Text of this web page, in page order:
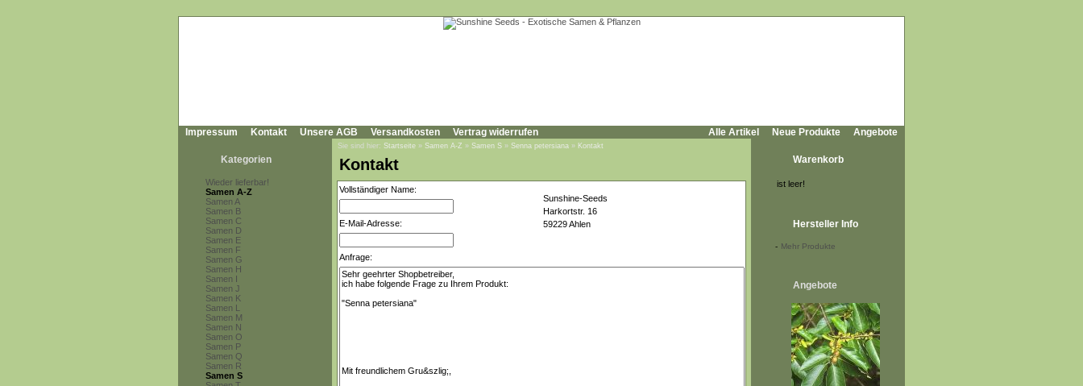
Impressum Kontakt Unsere AGB Versandkosten Vertrag widerrufen Alle Artikel Neue Produkte Angebote
Kategorien
Wieder lieferbar!
Samen A-Z
Samen A
Samen B
Samen C
Samen D
Samen E
Samen F
Samen G
Samen H
Samen I
Samen J
Samen K
Samen L
Samen M
Samen N
Samen O
Samen P
Samen Q
Samen R
Samen S
Sie sind hier: Startseite » Samen A-Z » Samen S » Senna petersiana » Kontakt
Kontakt
Vollständiger Name:
Sunshine-Seeds
Harkortstr. 16
59229 Ahlen
E-Mail-Adresse:
Anfrage:
Warenkorb
ist leer!
Hersteller Info
- Mehr Produkte
Angebote